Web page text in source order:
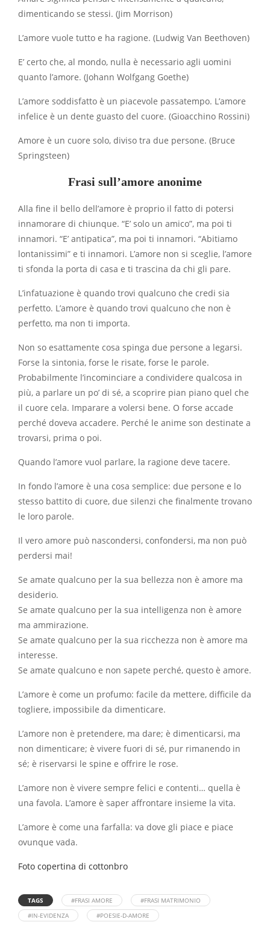
dimenticando se stessi. (Jim Morrison)
L’amore vuole tutto e ha ragione. (Ludwig Van Beethoven)
E’ certo che, al mondo, nulla è necessario agli uomini
quanto l’amore. (Johann Wolfgang Goethe)
L’amore soddisfatto è un piacevole passatempo. L’amore
infelice è un dente guasto del cuore. (Gioacchino Rossini)
Amore è un cuore solo, diviso tra due persone. (Bruce
Springsteen)
Frasi sull’amore anonime
Alla fine il bello dell’amore è proprio il fatto di potersi
innamorare di chiunque. “E’ solo un amico”, ma poi ti
innamori. “E’ antipatica”, ma poi ti innamori. “Abitiamo
lontanissimi” e ti innamori. L’amore non si sceglie, l’amore
ti sfonda la porta di casa e ti trascina da chi gli pare.
L’infatuazione è quando trovi qualcuno che credi sia
perfetto. L’amore è quando trovi qualcuno che non è
perfetto, ma non ti importa.
Non so esattamente cosa spinga due persone a legarsi.
Forse la sintonia, forse le risate, forse le parole.
Probabilmente l’incominciare a condividere qualcosa in
più, a parlare un po’ di sé, a scoprire pian piano quel che
il cuore cela. Imparare a volersi bene. O forse accade
perché doveva accadere. Perché le anime son destinate a
trovarsi, prima o poi.
Quando l’amore vuol parlare, la ragione deve tacere.
In fondo l’amore è una cosa semplice: due persone e lo
stesso battito di cuore, due silenzi che finalmente trovano
le loro parole.
Il vero amore può nascondersi, confondersi, ma non può
perdersi mai!
Se amate qualcuno per la sua bellezza non è amore ma
desiderio.
Se amate qualcuno per la sua intelligenza non è amore
ma ammirazione.
Se amate qualcuno per la sua ricchezza non è amore ma
interesse.
Se amate qualcuno e non sapete perché, questo è amore.
L’amore è come un profumo: facile da mettere, difficile da
togliere, impossibile da dimenticare.
L’amore non è pretendere, ma dare; è dimenticarsi, ma
non dimenticare; è vivere fuori di sé, pur rimanendo in
sé; è riservarsi le spine e offrire le rose.
L’amore non è vivere sempre felici e contenti… quella è
una favola. L’amore è saper affrontare insieme la vita.
L’amore è come una farfalla: va dove gli piace e piace
ovunque vada.
Foto copertina di cottonbro
TAGS #FRASI AMORE
#FRASI MATRIMONIO
#IN-EVIDENZA
#POESIE-D-AMORE